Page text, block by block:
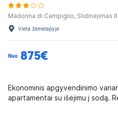
Madonna di Campiglio, Slidinėjimas
Vieta žemėlapyje
Nuo 875€
Ekonominis apgyvendinimo
apartamentai su išėjimu į sodą.